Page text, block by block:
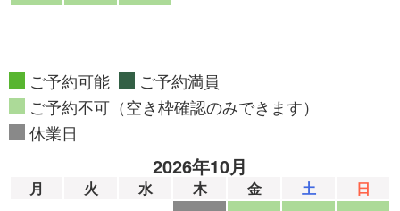
ご予約可能
ご予約満員
ご予約不可（空き枠確認のみできます）
休業日
2026年10月
月 火 水 木 金 土 日